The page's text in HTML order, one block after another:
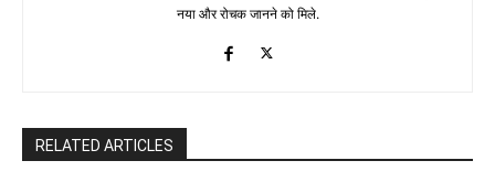
नया और रोचक जानने को मिले.
RELATED ARTICLES